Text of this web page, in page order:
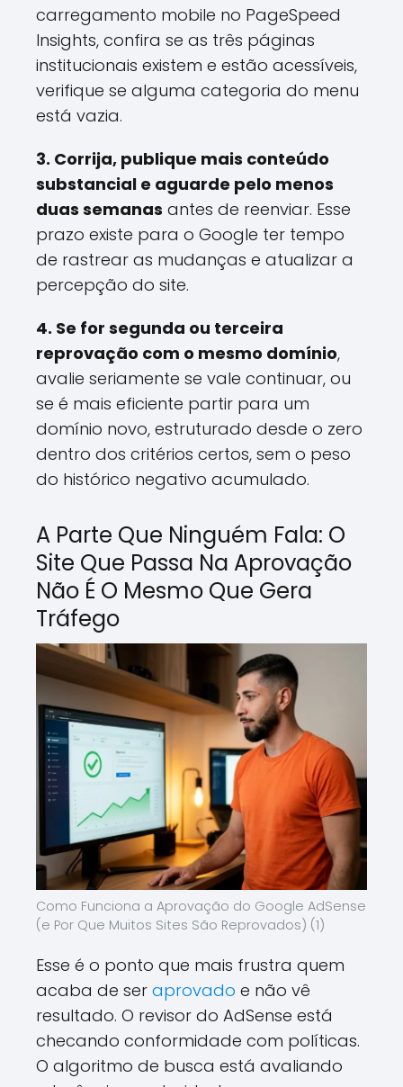
carregamento mobile no PageSpeed
Insights, confira se as três páginas
institucionais existem e estão acessíveis,
verifique se alguma categoria do menu
está vazia.
3. Corrija, publique mais conteúdo
substancial e aguarde pelo menos
duas semanas antes de reenviar. Esse
prazo existe para o Google ter tempo
de rastrear as mudanças e atualizar a
percepção do site.
4. Se for segunda ou terceira
reprovação com o mesmo domínio,
avalie seriamente se vale continuar, ou
se é mais eficiente partir para um
domínio novo, estruturado desde o zero
dentro dos critérios certos, sem o peso
do histórico negativo acumulado.
A Parte Que Ninguém Fala: O
Site Que Passa Na Aprovação
Não É O Mesmo Que Gera
Tráfego
Como Funciona a Aprovação do Google AdSense
(e Por Que Muitos Sites São Reprovados) (1)
Esse é o ponto que mais frustra quem
acaba de ser aprovado e não vê
resultado. O revisor do AdSense está
checando conformidade com políticas.
O algoritmo de busca está avaliando